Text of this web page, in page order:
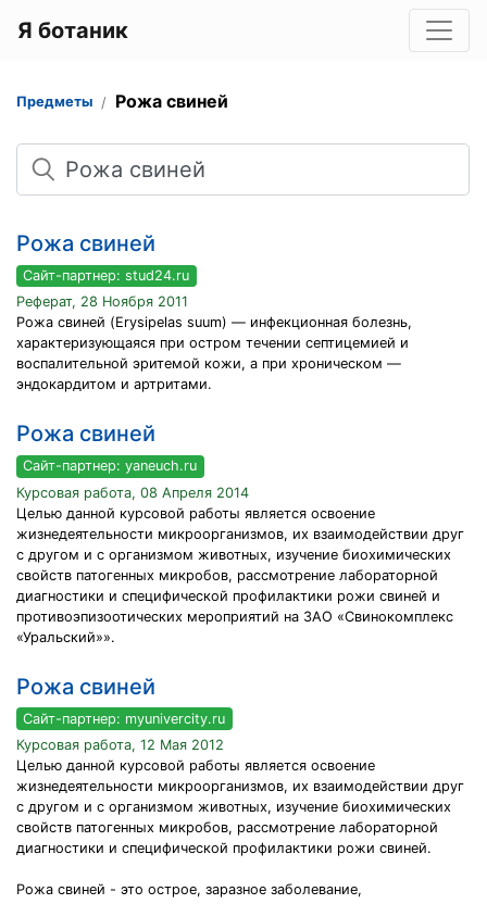
Я ботаник
Предметы Рожа свиней
Поиск
Рожа свиней
Сайт-партнер: stud24.ru
Реферат, 28 Ноября 2011
Рожа свиней (Erysipelas suum) — инфекционная болезнь,
характеризующаяся при остром течении септицемией и
воспалительной эритемой кожи, а при хроническом —
эндокардитом и артритами.
Рожа свиней
Сайт-партнер: yaneuch.ru
Курсовая работа, 08 Апреля 2014
Целью данной курсовой работы является освоение
жизнедеятельности микроорганизмов, их взаимодействии друг
с другом и с организмом животных, изучение биохимических
свойств патогенных микробов, рассмотрение лабораторной
диагностики и специфической профилактики рожи свиней и
противоэпизоотических мероприятий на ЗАО «Свинокомплекс
«Уральский»».
Рожа свиней
Сайт-партнер: myunivercity.ru
Курсовая работа, 12 Мая 2012
Целью данной курсовой работы является освоение
жизнедеятельности микроорганизмов, их взаимодействии друг
с другом и с организмом животных, изучение биохимических
свойств патогенных микробов, рассмотрение лабораторной
диагностики и специфической профилактики рожи свиней.
Рожа свиней - это острое, заразное заболевание,